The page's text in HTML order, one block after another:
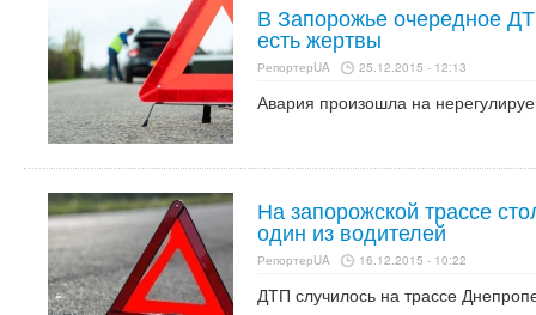
В Запорожье очередное
есть жертвы
РепортерUA 25.12.2015 - 12:13
Авария произошла на
На запорожской трассе
один из водителей
РепортерUA 16.12.2015 - 10:22
ДТП случилось на трассе